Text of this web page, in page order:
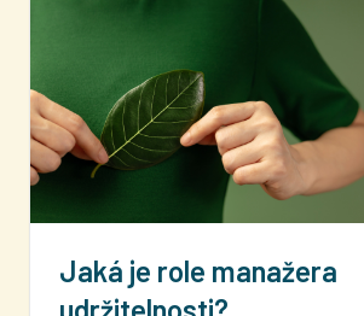
Jaká je role manažera